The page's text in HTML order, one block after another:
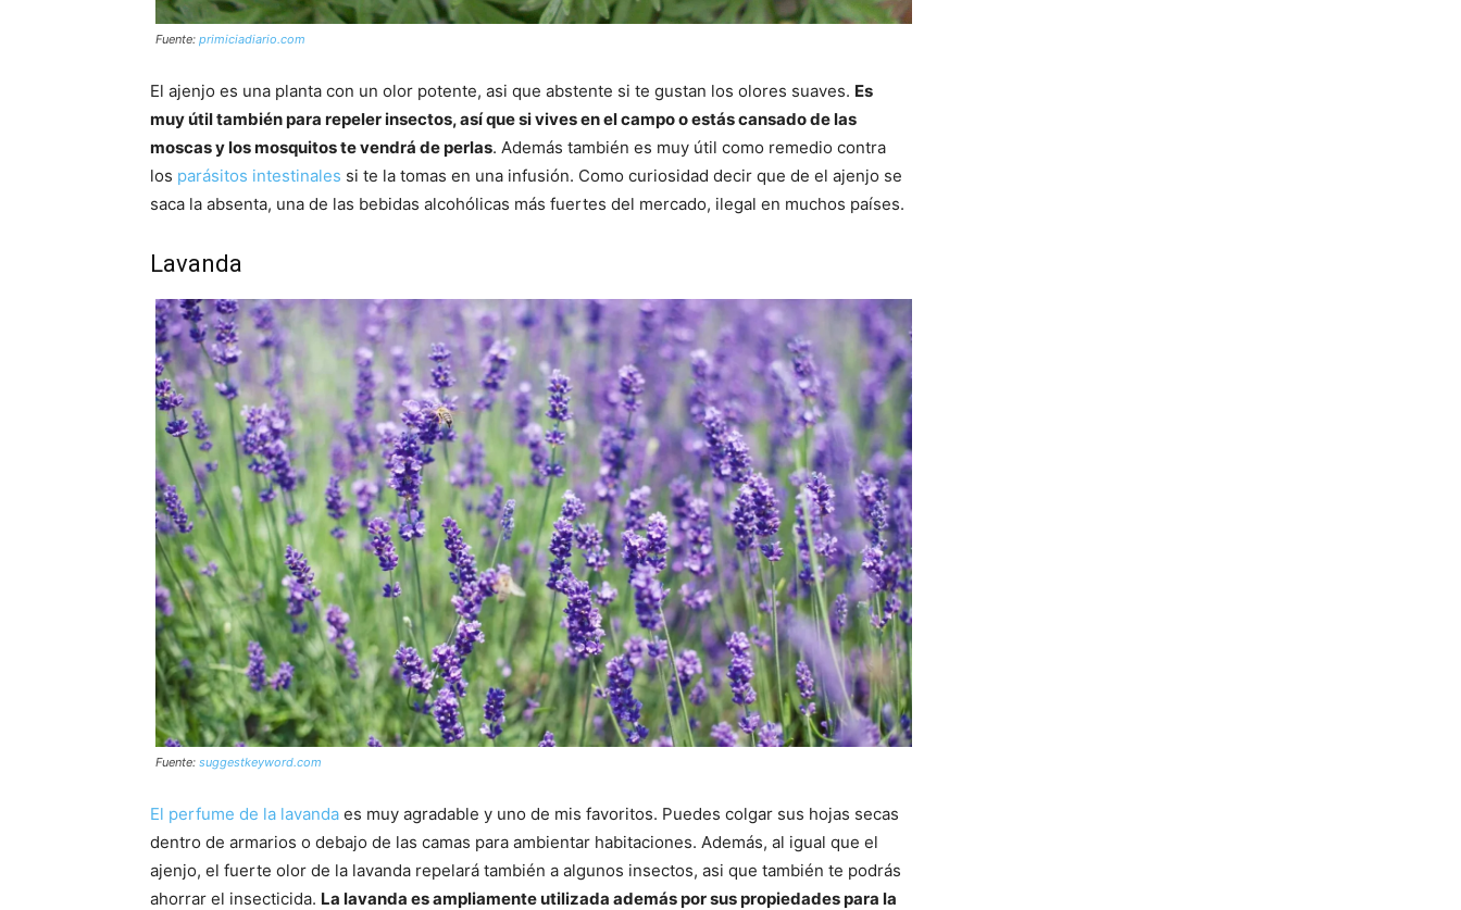
Fuente: primiciadiario.com
El ajenjo es una planta con un olor potente, asi que abstente si te gustan los olores suaves. Es
muy útil también para repeler insectos, así que si vives en el campo o estás cansado de las
moscas y los mosquitos te vendrá de perlas. Además también es muy útil como remedio contra
los parásitos intestinales si te la tomas en una infusión. Como curiosidad decir que de el ajenjo se
saca la absenta, una de las bebidas alcohólicas más fuertes del mercado, ilegal en muchos países.
Lavanda
Fuente: suggestkeyword.com
El perfume de la lavanda es muy agradable y uno de mis favoritos. Puedes colgar sus hojas secas
dentro de armarios o debajo de las camas para ambientar habitaciones. Además, al igual que el
ajenjo, el fuerte olor de la lavanda repelará también a algunos insectos, asi que también te podrás
ahorrar el insecticida. La lavanda es ampliamente utilizada además por sus propiedades para la